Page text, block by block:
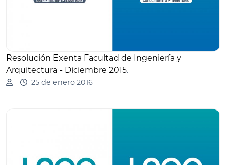
Resolución Exenta Facultad de Ingeniería y
Arquitectura - Diciembre 2015.
25 de enero 2016